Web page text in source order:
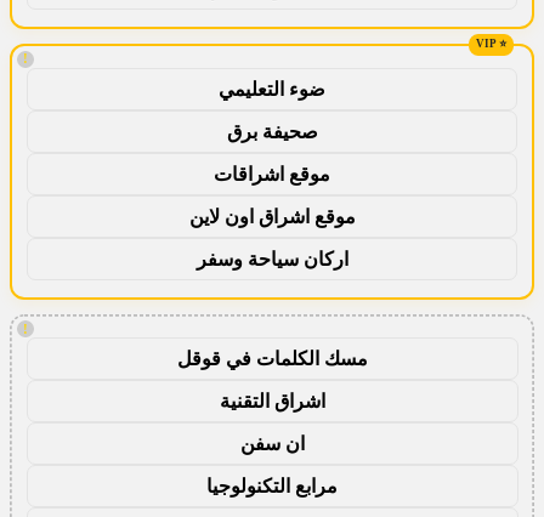
!
ضوء التعليمي
صحيفة برق
موقع اشراقات
موقع اشراق اون لاين
اركان سياحة وسفر
!
مسك الكلمات في قوقل
اشراق التقنية
ان سفن
مرابع التكنولوجيا